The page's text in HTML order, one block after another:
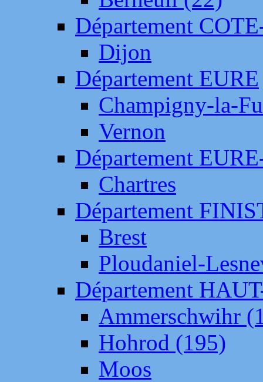
Département
Dijon
Département EURE
Champigny-la-
Vernon
Département
Chartres
Département
Brest
Ploudaniel-
Département
Ammerschwihr
Hohrod (195)
Moos